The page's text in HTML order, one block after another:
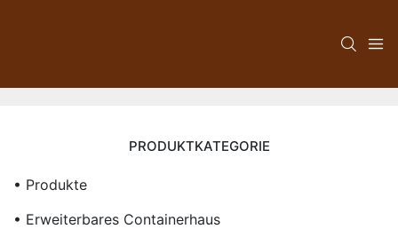
PRODUKTKATEGORIE
• Produkte
• Erweiterbares Containerhaus